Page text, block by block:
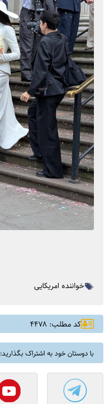
خواننده امریکایی
کد مطلب: ۴۴۷۸
با دوستان خود به اشتراک بگذارید: